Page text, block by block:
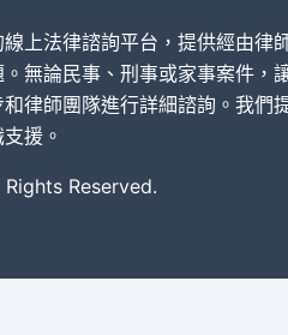
案件
類型
刑事犯罪案件
其他案件類型
上法律諮詢平台，提供經由律
無論民事、刑事或家事案件，
律師團隊進行詳細諮詢。我們
援。
Reserved.